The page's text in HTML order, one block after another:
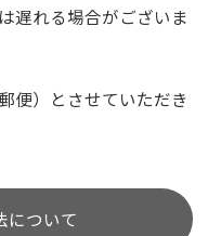
遅れる場合がございま
便）とさせていただき
について